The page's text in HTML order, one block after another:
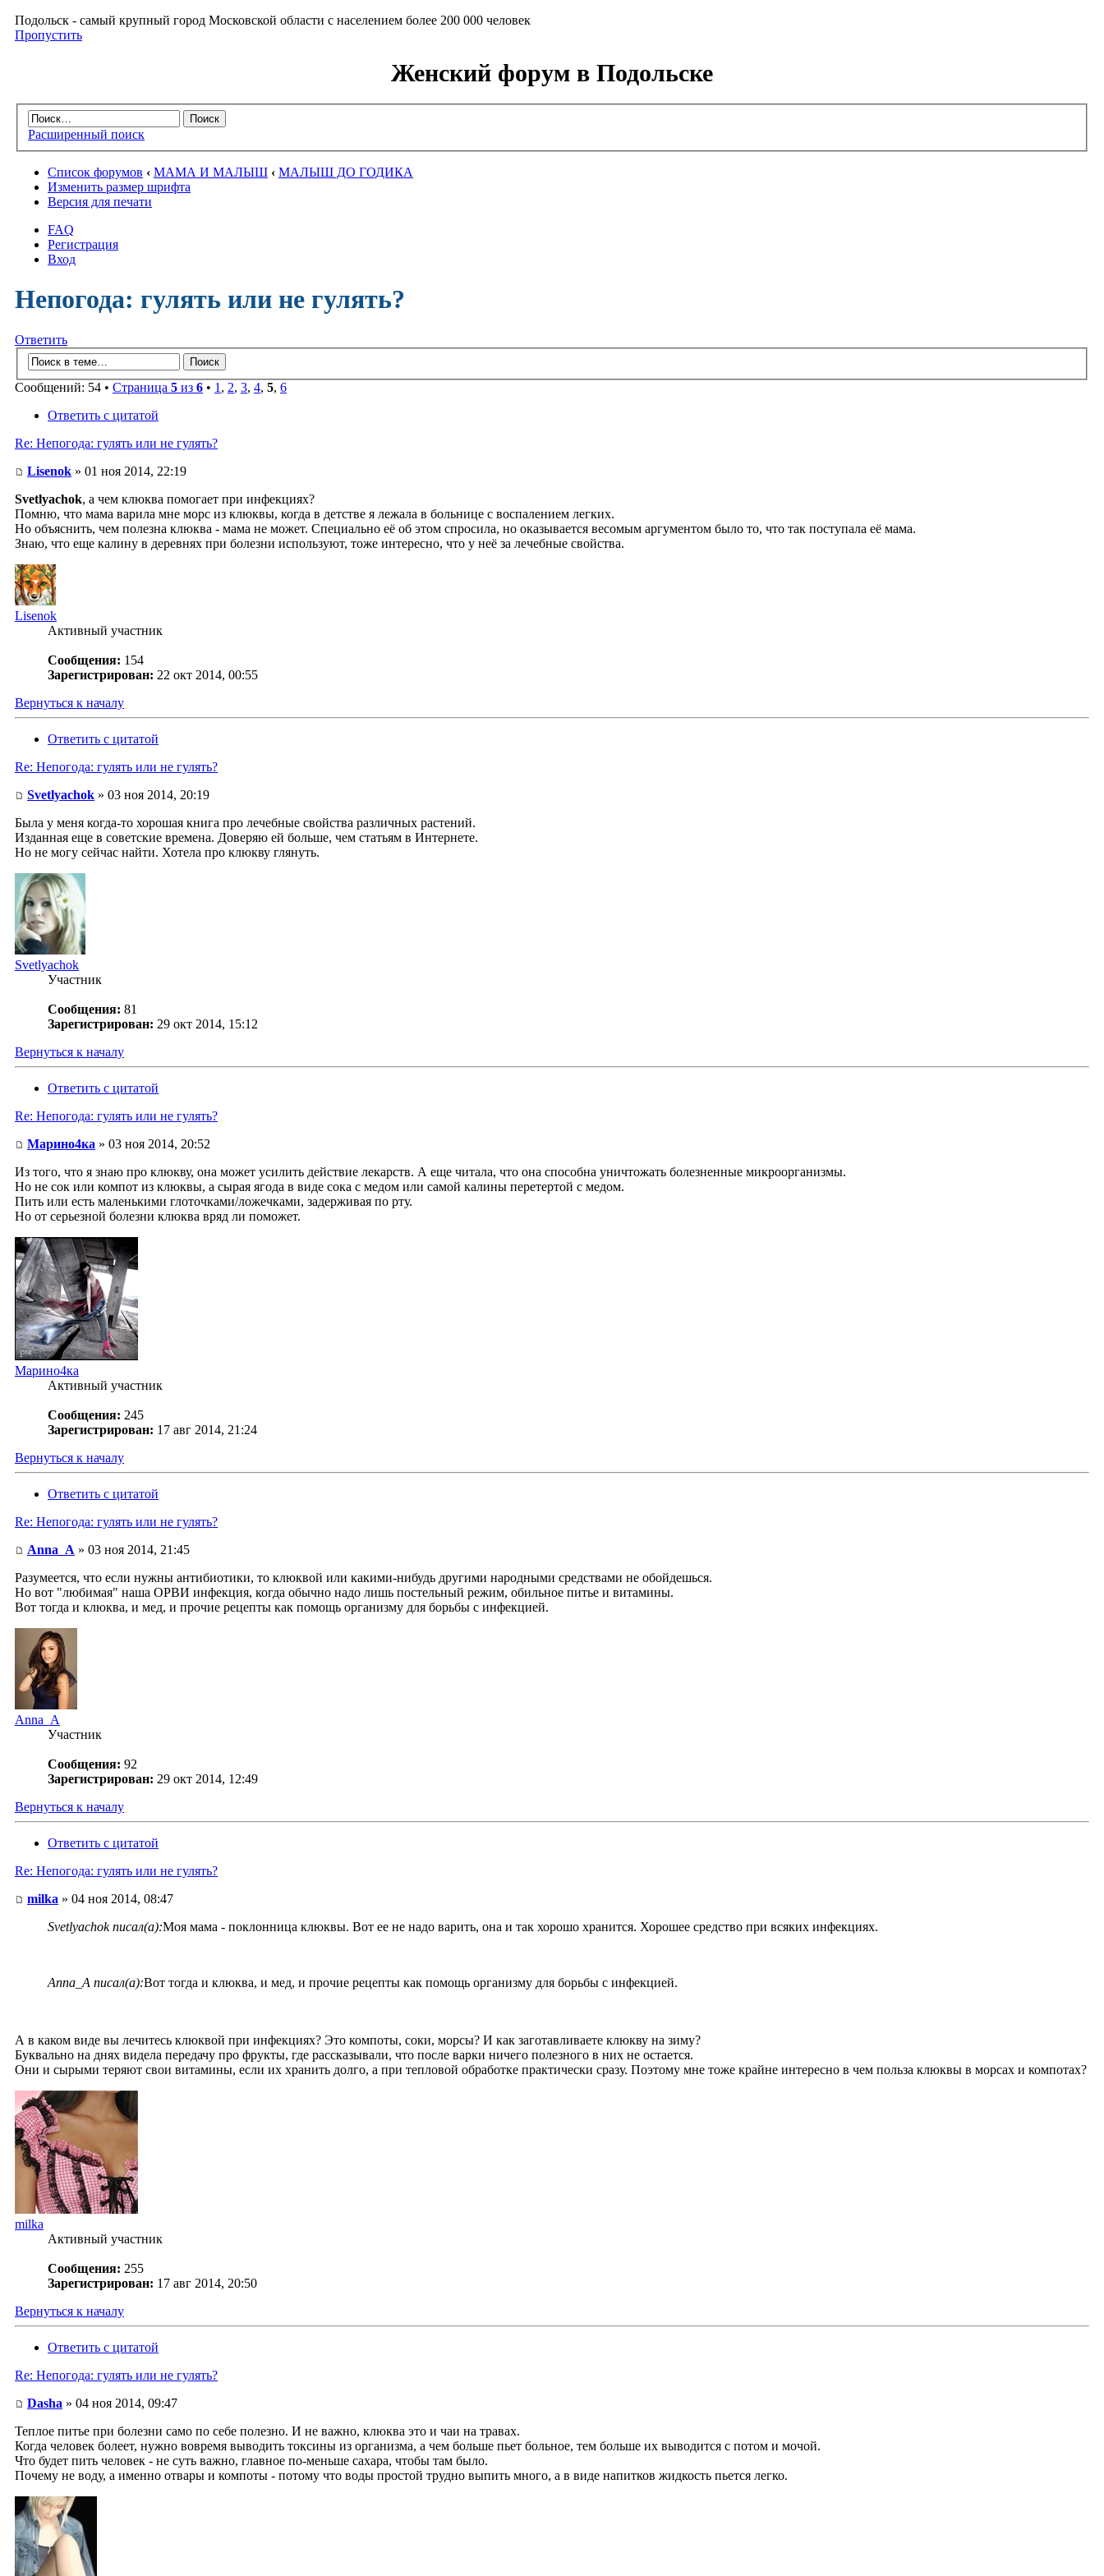
Подольск - самый крупный город Московской области с населением более 200 000 человек
Пропустить
Женский форум в Подольске
Расширенный поиск
Список форумов ‹ МАМА И МАЛЫШ ‹ МАЛЫШ ДО ГОДИКА
Изменить размер шрифта
Версия для печати
FAQ
Регистрация
Вход
Непогода: гулять или не гулять?
Ответить
Сообщений: 54 • Страница 5 из 6 • 1 , 2, 3, 4, 5, 6
Ответить с цитатой
Re: Непогода: гулять или не гулять?
Lisenok » 01 ноя 2014, 22:19
Svetlyachok, а чем клюква помогает при инфекциях?
Помню, что мама варила мне морс из клюквы, когда в детстве я лежала в больнице с воспалением легких.
Но объяснить, чем полезна клюква - мама не может. Специально её об этом спросила, но оказывается весомым аргументом было то, что так поступала её мама.
Знаю, что еще калину в деревнях при болезни используют, тоже интересно, что у неё за лечебные свойства.
Lisenok
Активный участник
Сообщения: 154
Зарегистрирован: 22 окт 2014, 00:55
Вернуться к началу
Ответить с цитатой
Re: Непогода: гулять или не гулять?
Svetlyachok » 03 ноя 2014, 20:19
Была у меня когда-то хорошая книга про лечебные свойства различных растений.
Изданная еще в советские времена. Доверяю ей больше, чем статьям в Интернете.
Но не могу сейчас найти. Хотела про клюкву глянуть.
Svetlyachok
Участник
Сообщения: 81
Зарегистрирован: 29 окт 2014, 15:12
Вернуться к началу
Ответить с цитатой
Re: Непогода: гулять или не гулять?
Марино4ка » 03 ноя 2014, 20:52
Из того, что я знаю про клюкву, она может усилить действие лекарств. А еще читала, что она способна уничтожать болезненные микроорганизмы.
Но не сок или компот из клюквы, а сырая ягода в виде сока с медом или самой калины перетертой с медом.
Пить или есть маленькими глоточками/ложечками, задерживая по рту.
Но от серьезной болезни клюква вряд ли поможет.
Марино4ка
Активный участник
Сообщения: 245
Зарегистрирован: 17 авг 2014, 21:24
Вернуться к началу
Ответить с цитатой
Re: Непогода: гулять или не гулять?
Anna_A » 03 ноя 2014, 21:45
Разумеется, что если нужны антибиотики, то клюквой или какими-нибудь другими народными средствами не обойдешься.
Но вот "любимая" наша ОРВИ инфекция, когда обычно надо лишь постельный режим, обильное питье и витамины.
Вот тогда и клюква, и мед, и прочие рецепты как помощь организму для борьбы с инфекцией.
Anna_A
Участник
Сообщения: 92
Зарегистрирован: 29 окт 2014, 12:49
Вернуться к началу
Ответить с цитатой
Re: Непогода: гулять или не гулять?
milka » 04 ноя 2014, 08:47
Svetlyachok писал(а):Моя мама - поклонница клюквы. Вот ее не надо варить, она и так хорошо хранится. Хорошее средство при всяких инфекциях.
Anna_A писал(а):Вот тогда и клюква, и мед, и прочие рецепты как помощь организму для борьбы с инфекцией.
А в каком виде вы лечитесь клюквой при инфекциях? Это компоты, соки, морсы? И как заготавливаете клюкву на зиму?
Буквально на днях видела передачу про фрукты, где рассказывали, что после варки ничего полезного в них не остается.
Они и сырыми теряют свои витамины, если их хранить долго, а при тепловой обработке практически сразу. Поэтому мне тоже крайне интересно в чем польза клюквы в морсах и компотах?
milka
Активный участник
Сообщения: 255
Зарегистрирован: 17 авг 2014, 20:50
Вернуться к началу
Ответить с цитатой
Re: Непогода: гулять или не гулять?
Dasha » 04 ноя 2014, 09:47
Теплое питье при болезни само по себе полезно. И не важно, клюква это и чаи на травах.
Когда человек болеет, нужно вовремя выводить токсины из организма, а чем больше пьет больное, тем больше их выводится с потом и мочой.
Что будет пить человек - не суть важно, главное по-меньше сахара, чтобы там было.
Почему не воду, а именно отвары и компоты - потому что воды простой трудно выпить много, а в виде напитков жидкость пьется легко.